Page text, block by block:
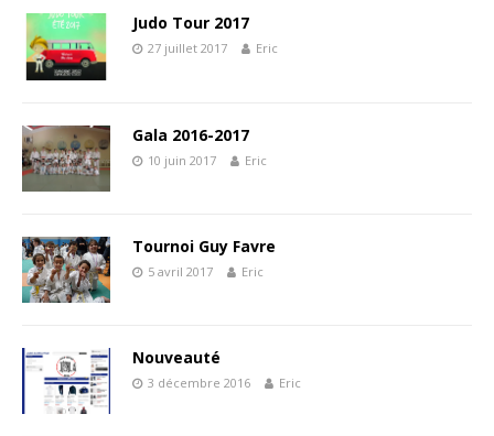
Judo Tour 2017
27 juillet 2017 Eric
Gala 2016-2017
10 juin 2017 Eric
Tournoi Guy Favre
5 avril 2017 Eric
Nouveauté
3 décembre 2016 Eric